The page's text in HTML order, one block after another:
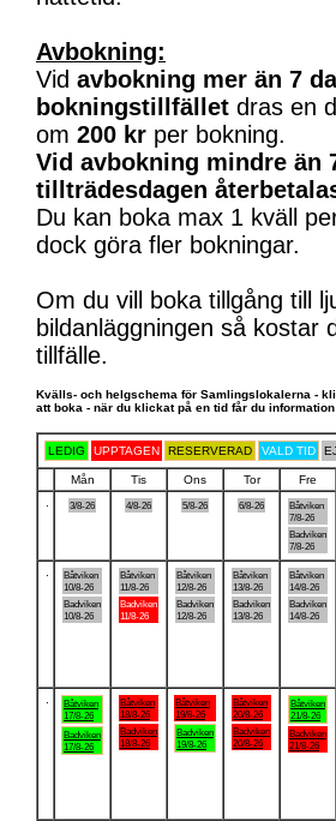
Avbokning:
Vid avbokning mer än 7
bokningstillfället dras en
om 200 kr per bokning.
Vid avbokning mindre än
tillträdesdagen
Du kan boka max 1 kväll
dock göra fler bokningar.
Om du vill boka tillgång till
bildanläggningen så kostar
tillfälle.
Kvälls- och helgschema för Samlingslokalerna -
att boka - när du klickat på en tid får du
LEDIG UPPTAGEN RESERVERAD VALD TID
Mån Tis Ons Tor Fre
3/8-26 4/8-26 5/8-26 6/8-26
Båtviken
7/8-26
Badviken
7/8-26
Båtviken
10/8-26
Badviken
10/8-26
Båtviken
11/8-26
Badviken
11/8-26
Båtviken
12/8-26
Badviken
12/8-26
Båtviken
13/8-26
Badviken
13/8-26
Båtviken
14/8-26
Badviken
14/8-26
Båtviken
17/8-26
Badviken
17/8-26
Båtviken
18/8-26
Badviken
18/8-26
Båtviken
19/8-26
Badviken
19/8-26
Båtviken
20/8-26
Badviken
20/8-26
Båtviken
21/8-26
Badviken
21/8-26